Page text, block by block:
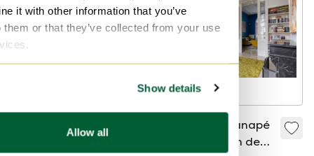
it with other information that you’ve
them or that they’ve collected from your use
Show details
Allow all
Fauteuil pivotant
Magnifique canapé
d'angle design de